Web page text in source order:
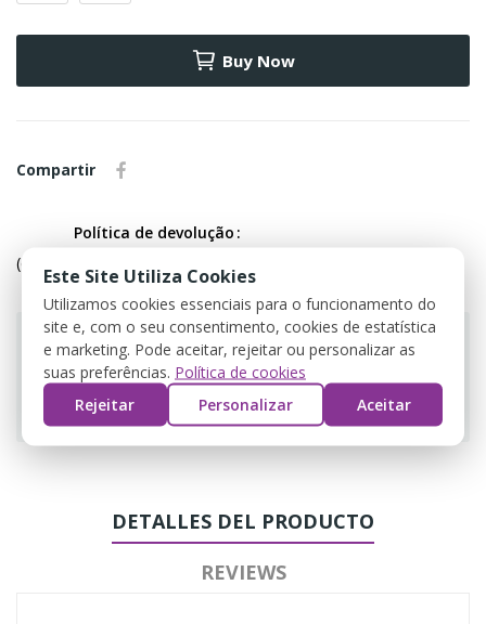
Buy Now
Compartir
Política de devolução
(editar com o módulo Customer Reassurance)
Guarantee safe & secure checkout
DETALLES DEL PRODUCTO
REVIEWS
Este Site Utiliza Cookies
Utilizamos cookies essenciais para o funcionamento do
site e, com o seu consentimento, cookies de estatística
e marketing. Pode aceitar, rejeitar ou personalizar as
suas preferências. Política de cookies
Rejeitar
Personalizar Aceitar